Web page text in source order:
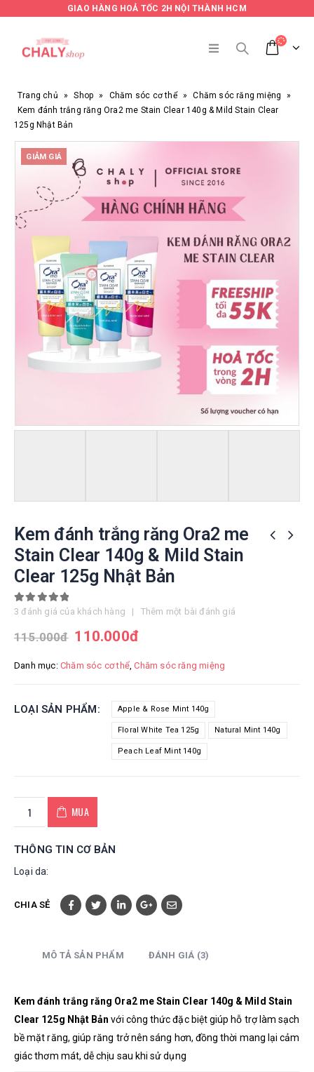
GIAO HÀNG HOẢ TỐC 2H NỘI THÀNH HCM
Trang chủ » Shop » Chăm sóc cơ thể » Chăm sóc răng miệng
»
Kem đánh trắng răng Ora2 me Stain Clear 140g & Mild Stain Clear
125g Nhật Bản
GIẢM GIÁ
Kem đánh trắng răng Ora2 me
Stain Clear 140g & Mild Stain
Clear 125g Nhật Bản
5.00out of 5
3 đánh giá của khách hàng | Thêm một bài đánh giá
115.000đ 110.000đ
Danh mục: Chăm sóc cơ thể,Chăm sóc răng miệng
LOẠI SẢN PHẨM Apple & Rose Mint 140g
Floral White Tea 125g Natural Mint 140g
Peach Leaf Mint 140g
MUA
THÔNG TIN CƠ BẢN
Loại da:
CHIA SẺ
MÔ TẢ SẢN PHẨM ĐÁNH GIÁ (3)
Kem đánh trắng răng Ora2 me Stain Clear 140g & Mild Stain
Clear 125g Nhật Bản với công thức đặc biệt giúp hỗ trợ làm sạch
bề mặt răng, giúp răng trở nên sáng hơn, đồng thời mang lại cảm
giác thơm mát, dễ chịu sau khi sử dụng